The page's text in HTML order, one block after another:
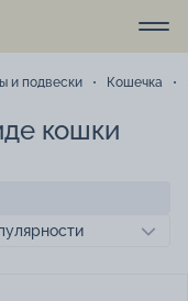
и подвески Кошечка
кошки